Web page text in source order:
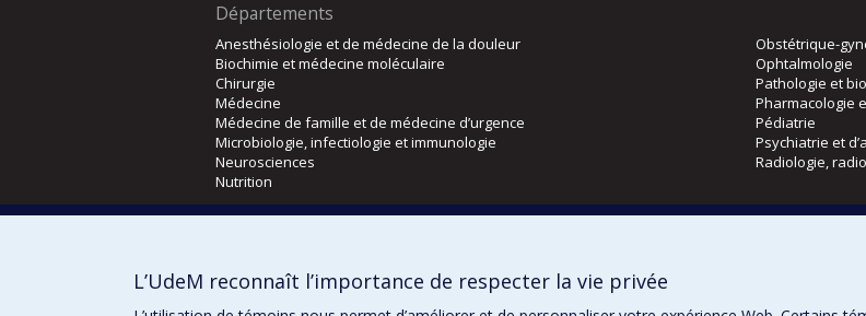
Départements
Anesthésiologie et de médecine de la douleur
Biochimie et médecine moléculaire
Chirurgie
Médecine
Médecine de famille et de médecine d’urgence
Microbiologie, infectiologie et immunologie
Neurosciences
Nutrition
Obstétrique-
Ophtalmologie
Pathologie et
Pharmacologie
Pédiatrie
Psychiatrie et
Radiologie,
Orthophonie et audiologie
L’UdeM reconnaît l’importance de respecter la vie privée